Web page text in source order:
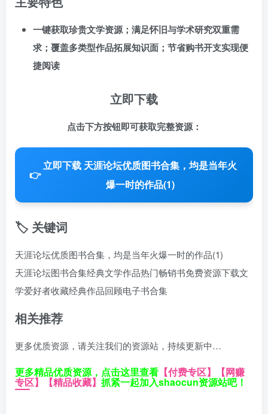
一键获取珍贵文学资源；满足怀旧与学术研究双重需
求；覆盖多类型作品拓展知识面；节省购书开支实现便
捷阅读
立即下载
点击下方按钮即可获取完整资源：
👉
立即下载 天涯论坛优质图书合集，均是当年火
爆一时的作品(1)
🏷️ 关键词
天涯论坛优质图书合集，均是当年火爆一时的作品(1)
天涯论坛图书合集经典文学作品热门畅销书免费资源下载文
学爱好者收藏经典作品回顾电子书合集
相关推荐
更多优质资源，请关注我们的资源站，持续更新中…
更多精品优质资源，点击这里查看 【付费专区】 【网赚
专区】 【精品收藏】 抓紧一起加入shaocun资源站吧！